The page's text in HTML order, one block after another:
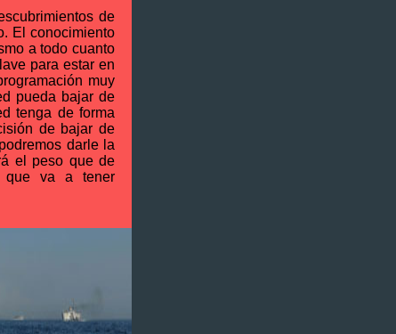
de
El conocimiento
a todo cuanto
para estar en
muy
pueda bajar de
tenga de forma
de bajar de
darle la
el peso que de
que va a tener